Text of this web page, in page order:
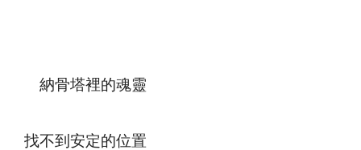
納骨塔裡的魂靈
找不到安定的位置